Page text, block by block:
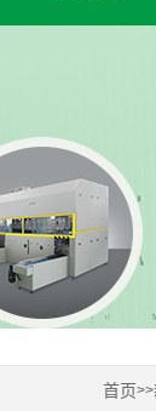
首页>>